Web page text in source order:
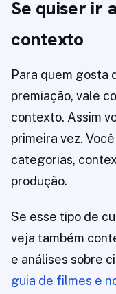
Se quiser ir
contexto
Para quem gosta
premiação, vale
contexto. Assim
primeira vez.
categorias,
produção.
Se esse tipo de
veja também
e análises sobre
guia de filmes e